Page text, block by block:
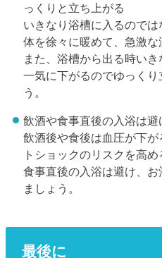
っくりと立ち上がる
いきなり浴槽に入るので
体を徐々に暖めて、急激な
また、浴槽から出る時い
一気に下がるのでゆっく
う。
飲酒や食事直後の入浴は避
飲酒後や食後は血圧が下
トショックのリスクを高め
食事直後の入浴は避け、
ましょう。
最後に